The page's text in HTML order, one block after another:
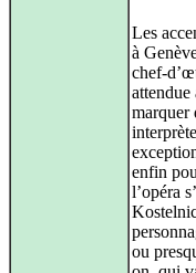
Les
à
chef-
attendue
marquer
enfin
l’opéra
ou